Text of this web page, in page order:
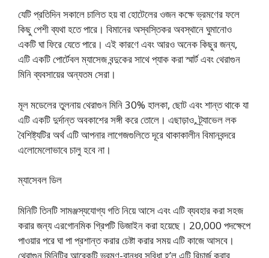
যেটি প্রতিদিন সকালে চালিত হয় বা হোটেলের ওজন কক্ষে ভ্রমণের ফলে
কিছু পেশী ব্যথা হতে পারে। বিমানের অস্বস্তিকর অবস্থানে ঘুমানোও
একটি ঘা ফিরে যেতে পারে। এই কারণে এবং আরও অনেক কিছুর জন্য,
এটি একটি পোর্টেবল ম্যাসেজ বন্দুকের সাথে প্যাক করা স্মার্ট এবং থেরাগুন
মিনি ব্যবসায়ের অন্যতম সেরা।
মূল মডেলের তুলনায় থেরাগুন মিনি 30% হালকা, ছোট এবং শান্ত থাকে যা
এটি একটি দুর্দান্ত অবকাশের সঙ্গী করে তোলে। এছাড়াও, ট্র্যাভেল লক
বৈশিষ্ট্যটির অর্থ এটি আপনার লাগেজগুলিতে দূরে থাকাকালীন বিমানবন্দরে
এলোমেলোভাবে চালু হবে না।
ম্যাসেবল ডিল
মিনিটি তিনটি সামঞ্জস্যযোগ্য গতি নিয়ে আসে এবং এটি ব্যবহার করা সহজ
করার জন্য এরগোনমিক গ্রিপটি ডিজাইন করা হয়েছে। 20,000 পদক্ষেপে
পাওয়ার পরে ঘা পা প্রশান্ত করার চেষ্টা করার সময় এটি কাজে আসবে।
থেরাগুন মিনিটির আরেকটি ভ্রমণ-বান্ধব সুবিধা হ’ল এটি রিচার্জ করার